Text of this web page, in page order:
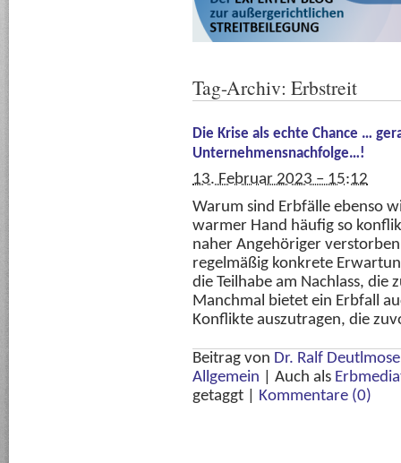
Tag-Archiv: Erbstreit
Die Krise als echte Chance …
Unternehmensnachfolge…!
13. Februar 2023 – 15:12
Warum sind Erbfälle ebenso
warmer Hand häufig so
naher Angehöriger
regelmäßig konkrete
die Teilhabe am Nachlass,
Manchmal bietet ein Erbfall
Konflikte auszutragen, die
Beitrag von Dr. Ralf
Allgemein
Auch als
getaggt
Kommentare (0)